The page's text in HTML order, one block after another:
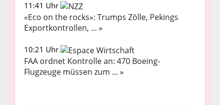
11:41 Uhr
«Eco on the rocks»: Trumps Zölle, Pekings
Exportkontrollen, ... »
10:21 Uhr
FAA ordnet Kontrolle an: 470 Boeing-
Flugzeuge müssen zum ... »